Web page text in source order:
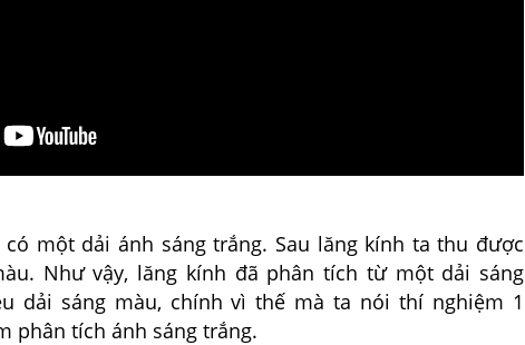
một dải ánh sáng trắng. Sau lăng kính ta thu được
Như vậy, lăng kính đã phân tích từ một dải sáng
dải sáng màu, chính vì thế mà ta nói thí nghiệm 1
phân tích ánh sáng trắng.